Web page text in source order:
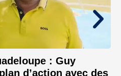
: Guy
d’action avec des